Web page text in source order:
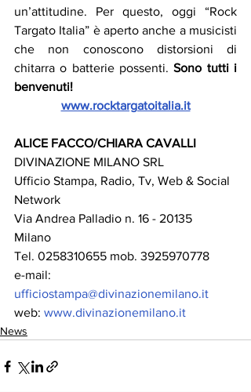
un’attitudine. Per questo, oggi “Rock
Targato Italia” è aperto anche a musicisti
che non conoscono distorsioni di
chitarra o batterie possenti. Sono tutti i
benvenuti!
www.rocktargatoitalia.it
ALICE FACCO/CHIARA CAVALLI
DIVINAZIONE MILANO SRL
Ufficio Stampa, Radio, Tv, Web & Social
Network
Via Andrea Palladio n. 16 - 20135
Milano
Tel. 0258310655 mob. 3925970778
e-mail:
ufficiostampa@divinazionemilano.it
web: www.divinazionemilano.it
News